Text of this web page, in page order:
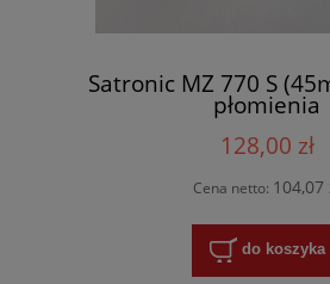
Satronic MZ 770 S
płomienia
128,00 zł
Cena netto: 104,07
do koszyka